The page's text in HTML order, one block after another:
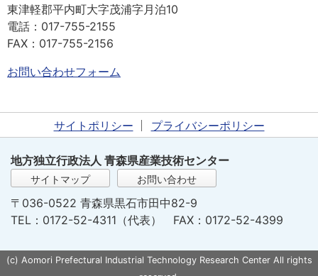
東津軽郡平内町大字茂浦字月泊10
電話：017-755-2155
FAX：017-755-2156
お問い合わせフォーム
サイトポリシー プライバシーポリシー
地方独立行政法人 青森県産業技術センター
サイトマップ お問い合わせ
〒036-0522 青森県黒石市田中82-9
TEL：0172-52-4311（代表） FAX：0172-52-4399
(c) Aomori Prefectural Industrial Technology Research Center All rights